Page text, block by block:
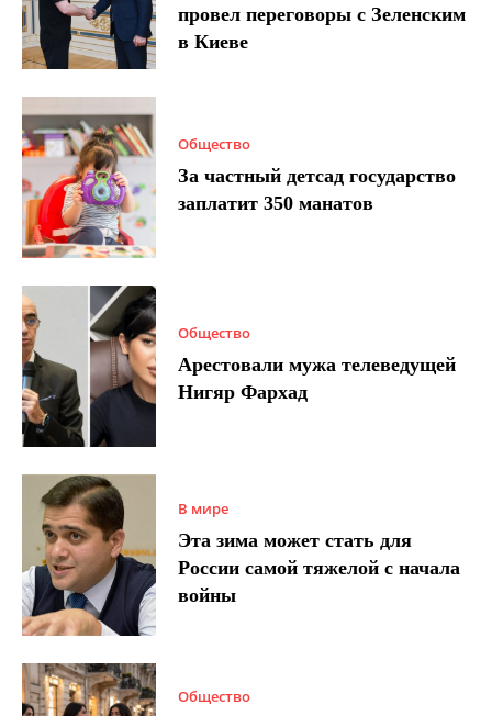
провел переговоры с Зеленским
в Киеве
Общество
За частный детсад государство
заплатит 350 манатов
Общество
Арестовали мужа телеведущей
Нигяр Фархад
В мире
Эта зима может стать для
России самой тяжелой с начала
войны
Общество